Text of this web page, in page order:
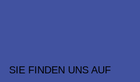
SIE FINDEN UNS AUF